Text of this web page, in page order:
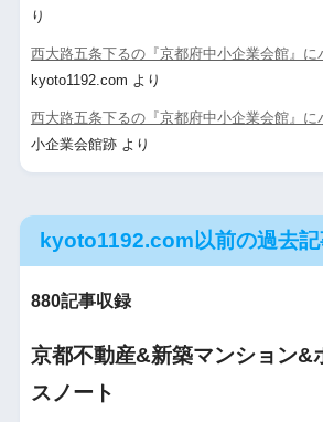
り
西大路五条下るの『京都府中小企業会館』に
kyoto1192.com より
西大路五条下るの『京都府中小企業会館』に
小企業会館跡より
kyoto1192.com以前の過去記
880記事収録
京都不動産&新築マンション&
スノート